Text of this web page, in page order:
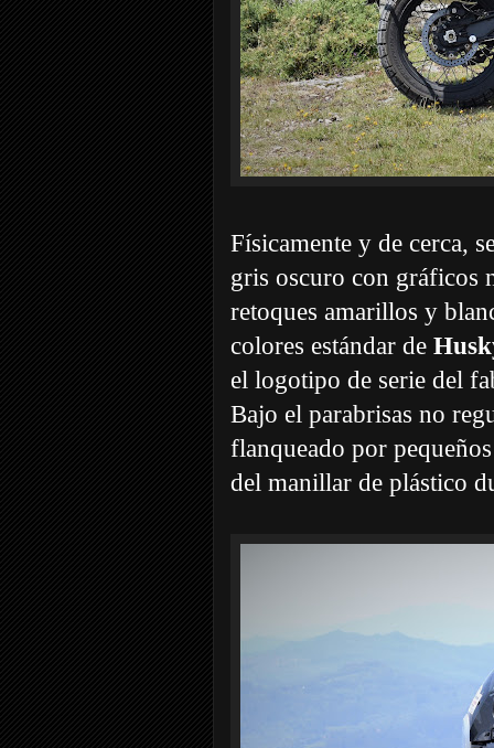
Físicamente y de cerca,
gris oscuro con gráficos
retoques amarillos y
colores estándar de
el logotipo de serie del
Bajo el parabrisas no
flanqueado por
del manillar de plástico